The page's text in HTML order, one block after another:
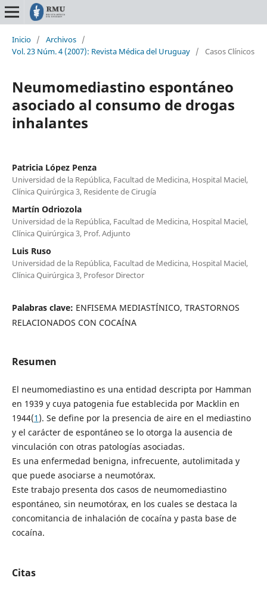
Inicio / Archivos /
Vol. 23 Núm. 4 (2007): Revista Médica del Uruguay / Casos Clínicos
Neumomediastino espontáneo
asociado al consumo de drogas
inhalantes
Patricia López Penza
Universidad de la República, Facultad de Medicina, Hospital Maciel,
Clínica Quirúrgica 3, Residente de Cirugía
Martín Odriozola
Universidad de la República, Facultad de Medicina, Hospital Maciel,
Clínica Quirúrgica 3, Prof. Adjunto
Luis Ruso
Universidad de la República, Facultad de Medicina, Hospital Maciel,
Clínica Quirúrgica 3, Profesor Director
Palabras clave: ENFISEMA MEDIASTÍNICO, TRASTORNOS
RELACIONADOS CON COCAÍNA
Resumen
El neumomediastino es una entidad descripta por Hamman
en 1939 y cuya patogenia fue establecida por Macklin en
1944(1 ). Se define por la presencia de aire en el mediastino
y el carácter de espontáneo se lo otorga la ausencia de
vinculación con otras patologías asociadas.
Es una enfermedad benigna, infrecuente, autolimitada y
que puede asociarse a neumotórax.
Este trabajo presenta dos casos de neumomediastino
espontáneo, sin neumotórax, en los cuales se destaca la
concomitancia de inhalación de cocaína y pasta base de
cocaína.
Citas